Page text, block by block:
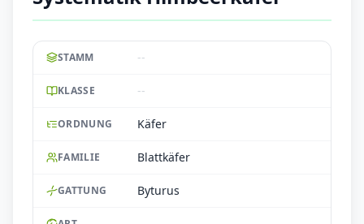
STAMM --
KLASSE --
ORDNUNG Käfer
FAMILIE Blattkäfer
GATTUNG Byturus